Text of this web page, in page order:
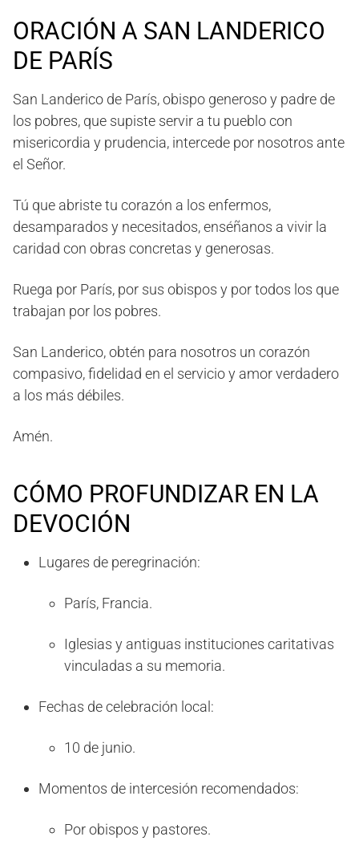
ORACIÓN A SAN LANDERICO
DE PARÍS
San Landerico de París, obispo generoso y padre de
los pobres, que supiste servir a tu pueblo con
misericordia y prudencia, intercede por nosotros ante
el Señor.
Tú que abriste tu corazón a los enfermos,
desamparados y necesitados, enséñanos a vivir la
caridad con obras concretas y generosas.
Ruega por París, por sus obispos y por todos los que
trabajan por los pobres.
San Landerico, obtén para nosotros un corazón
compasivo, fidelidad en el servicio y amor verdadero
a los más débiles.
Amén.
CÓMO PROFUNDIZAR EN LA
DEVOCIÓN
Lugares de peregrinación:
París, Francia.
Iglesias y antiguas instituciones caritativas
vinculadas a su memoria.
Fechas de celebración local:
10 de junio.
Momentos de intercesión recomendados:
Por obispos y pastores.